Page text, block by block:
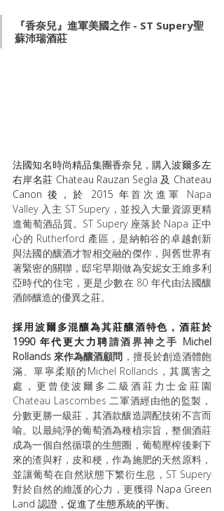
『香奈兒』進軍美國之作 - ST Supery聖
蘇沛瑞酒莊
法國知名時尚精品集團香奈兒，購入波爾多左
右岸名莊 Chateau Rauzan Segla 及 Chateau
Canon 後，於 2015 年首次進軍 Napa
Valley 入主 ST Supery，並投入大量資源更精
進葡萄酒品質。ST Supery 座落於 Napa 正中
心的 Rutherford 產區，是納帕谷的卓越創新
與法國的釀酒才智相交融的傑作，與舊世界有
著緊密的關聯，邸宅早期做為安妮女王維多利
亞時代的住宅，更是少數在 80 年代由法國釀
酒師釀造的優異之莊。
採用波爾多混釀為其莊釀酒特色，酒莊於
1990 年代更大力聘請酒界神之手 Michel
Rollands 來作為釀酒顧問 ，擅長於創造酒體飽
滿、單寧柔順的Michel Rollands，其厲害之
處，更曾使波爾多二級酒莊力士金莊園
Chateau Lascombes 二軍酒經由他的監製，
分數更勝一級莊，其酒款釀造調配技術不言而
喻。以最純淨的葡萄酒為種植宗旨，整個酒莊
成為一個自然循環的生態圈，葡萄壓榨後剩下
來的渣與籽，皮和梗，作為施肥的天然原料，
並讓葡萄在自然狀態下繁衍生息，ST Supery
對於自然的維護的心力，更獲得 Napa Green
Land 認證，促進了生態系統的平衡。